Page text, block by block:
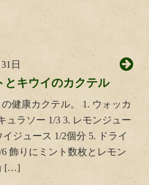
日
とキウイのカクテル
健康カクテル。 1. ウォッカ
ュラソー 1/3 3. レモンジュー
イジュース 1/2個分 5. ドライ
飾りにミント数枚とレモン
[…]